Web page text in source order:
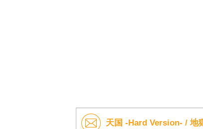
天国 -Hard Version- / 地